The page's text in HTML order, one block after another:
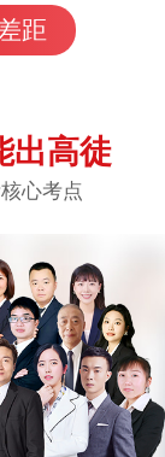
距
出高徒
心考点